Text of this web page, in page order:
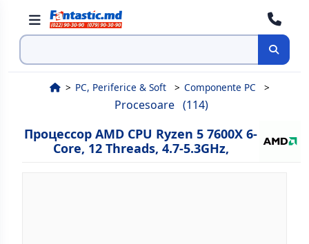
Поиск
PC, Periferice & Soft Componente PC
Procesoare (114)
Процессор AMD CPU Ryzen 5 7600X 6-
Core, 12 Threads, 4.7-5.3GHz,